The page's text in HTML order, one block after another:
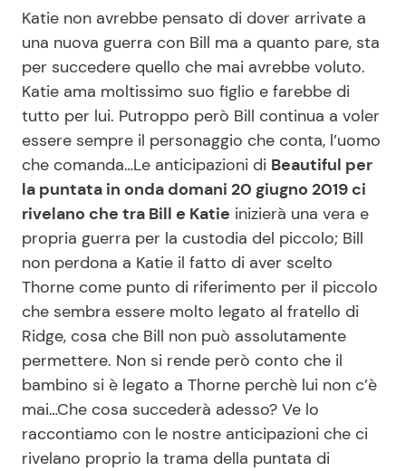
Moda e Style
Mondo Mamma
News benessere
Salute
Viaggi e Turismo
Festività
Dolci
Le Ricette in TV
Primi Piatti
Ricette Facili e Veloci
Ricette Feste
Ricette per Bambini
Seguici
Info
Katie non avrebbe pensato di dover arrivate a
una nuova guerra con Bill ma a quanto pare, sta
per succedere quello che mai avrebbe voluto.
Katie ama moltissimo suo figlio e farebbe di
tutto per lui. Putroppo però Bill continua a voler
essere sempre il personaggio che conta, l’uomo
che comanda…Le anticipazioni di Beautiful per
la puntata in onda domani 20 giugno 2019 ci
rivelano che tra Bill e Katie inizierà una vera e
propria guerra per la custodia del piccolo; Bill
non perdona a Katie il fatto di aver scelto
Thorne come punto di riferimento per il piccolo
che sembra essere molto legato al fratello di
Ridge, cosa che Bill non può assolutamente
permettere. Non si rende però conto che il
bambino si è legato a Thorne perchè lui non c’è
mai…Che cosa succederà adesso? Ve lo
raccontiamo con le nostre anticipazioni che ci
rivelano proprio la trama della puntata di